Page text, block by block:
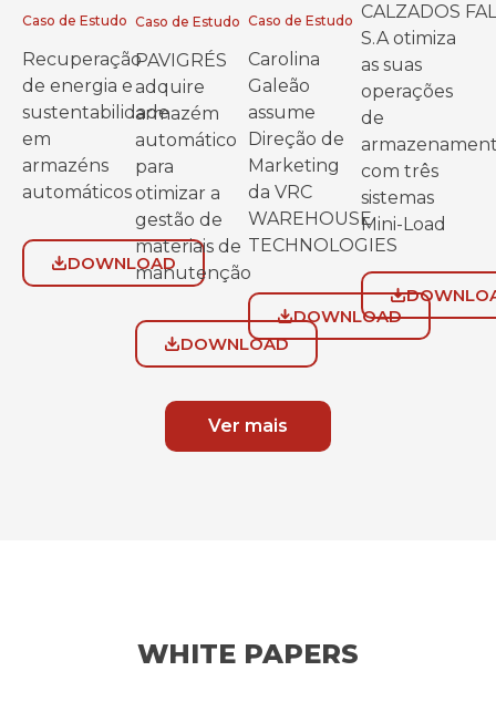
Caso de Estudo
Recuperação
de energia e
sustentabilidade
em
armazéns
automáticos
DOWNLOAD
Caso de Estudo
PAVIGRÉS
adquire
armazém
automático
para
otimizar a
gestão de
materiais de
manutenção
DOWNLOAD
Caso de Estudo
Carolina
Galeão
assume
Direção de
Marketing
da VRC
WAREHOUSE
TECHNOLOGIES
DOWNLOAD
CALZADOS FAL
S.A otimiza
as suas
operações
de
com três
sistemas
Mini-Load
Ver mais
WHITE PAPERS